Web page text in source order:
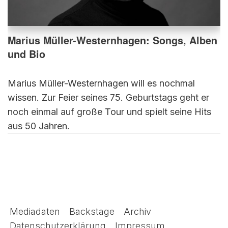
Marius Müller-Westernhagen: Songs, Alben
und Bio
Marius Müller-Westernhagen will es nochmal
wissen. Zur Feier seines 75. Geburtstags geht er
noch einmal auf große Tour und spielt seine Hits
aus 50 Jahren.
Mediadaten Backstage
Archiv
Datenschutzerklärung
Impressum